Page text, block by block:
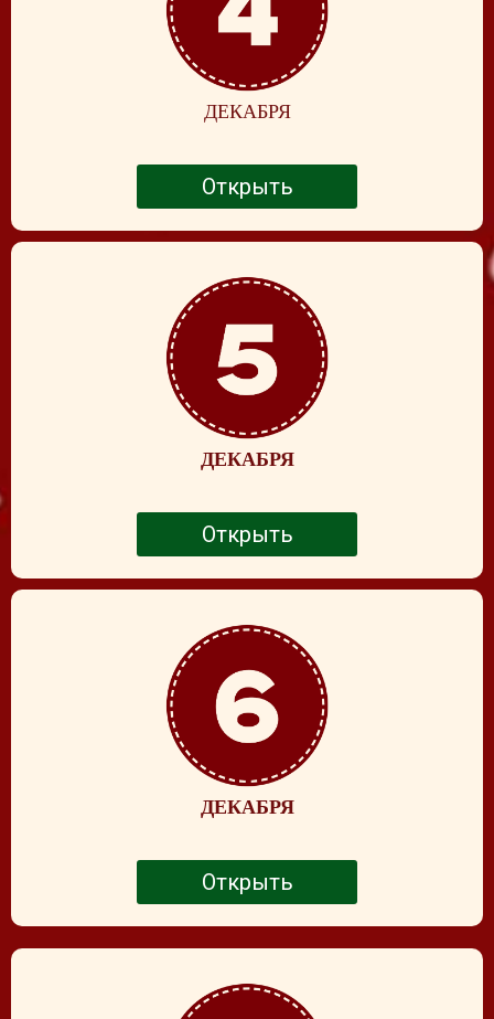
ДЕКАБРЯ
Открыть
ДЕКАБРЯ
Открыть
ДЕКАБРЯ
Открыть